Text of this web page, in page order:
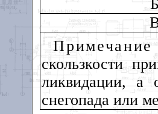
скользкости
ликвидации,а
снегопада или